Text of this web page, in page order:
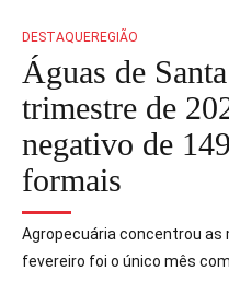
DESTAQUEREGIÃO
Águas de
trimestre de
negativo de
formais
Agropecuária concentrou as
fevereiro foi o único mês